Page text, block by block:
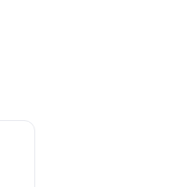
Alle